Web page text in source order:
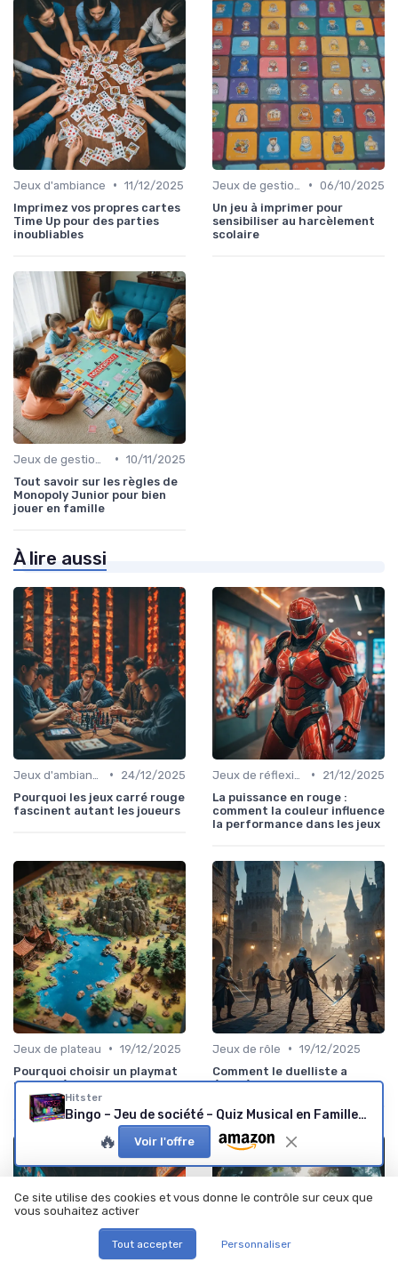
Jeux d'ambiance • 11/12/2025
Imprimez vos propres cartes
Time Up pour des parties
inoubliables
• 06/10/2025
Un jeu à imprimer pour
sensibiliser au harcèlement
scolaire
• 10/11/2025
Tout savoir sur les règles de
Monopoly Junior pour bien
jouer en famille
À lire aussi
•
24/12/2025
Pourquoi les jeux carré rouge
fascinent autant les joueurs
•
21/12/2025
La puissance en rouge :
comment la couleur influence
la performance dans les jeux
Jeux de plateau • 19/12/2025
Pourquoi choisir un playmat
pour améliorer votre
expérience de jeu
Jeux de rôle • 19/12/2025
Comment le duelliste a
évolué dans l’univers du jeu
Hitster
Bingo – Jeu de société – Quiz Musical en Famille et Entre Amis – Redécouvrez 100 Ans de Hits musicaux incontournables - Jeux de soirée - Jeux d’Ambiance Adultes - 2 à 10 Joueurs – Dès 16 Ans Hitster Bingo Single
🔥 Voir l'offre
Ce site utilise des cookies et vous donne le contrôle sur ceux que
vous souhaitez activer
Tout accepter Personnaliser